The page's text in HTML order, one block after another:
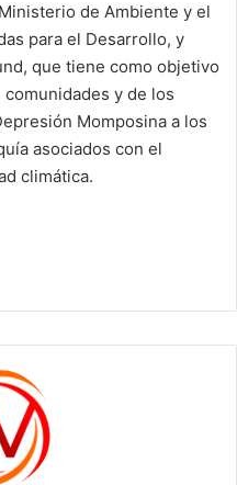
de Ambiente y el
para el Desarrollo, y
que tiene como objetivo
y de los
Momposina a los
asociados con el
climática.